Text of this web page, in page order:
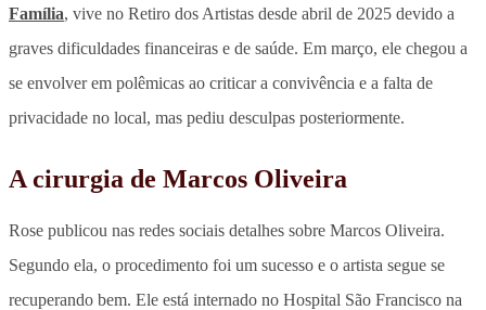
Família, vive no Retiro dos Artistas desde abril de 2025 devido a
graves dificuldades financeiras e de saúde. Em março, ele chegou a
se envolver em polêmicas ao criticar a convivência e a falta de
privacidade no local, mas pediu desculpas posteriormente.
A cirurgia de Marcos Oliveira
Rose publicou nas redes sociais detalhes sobre Marcos Oliveira.
Segundo ela, o procedimento foi um sucesso e o artista segue se
recuperando bem. Ele está internado no Hospital São Francisco na